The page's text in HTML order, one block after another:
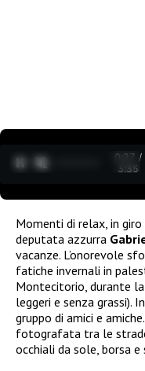
0:27 /
3:35
Momenti di relax, in giro
deputata azzurra
vacanze. L’onorevole
fatiche invernali in
Montecitorio, durante la
leggeri e senza grassi).
gruppo di amici e amiche.
fotografata tra le
occhiali da sole, borsa e